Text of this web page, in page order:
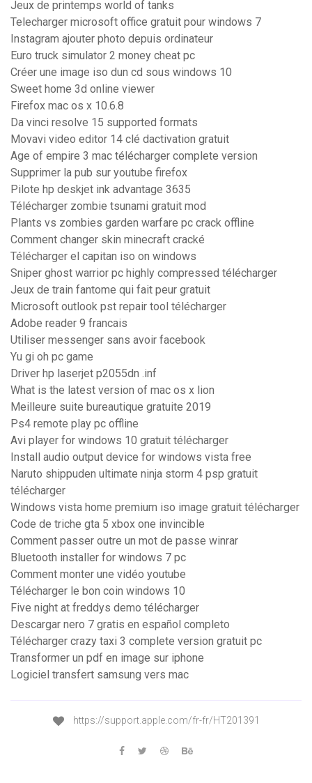
Jeux de printemps world of tanks
Telecharger microsoft office gratuit pour windows 7
Instagram ajouter photo depuis ordinateur
Euro truck simulator 2 money cheat pc
Créer une image iso dun cd sous windows 10
Sweet home 3d online viewer
Firefox mac os x 10.6.8
Da vinci resolve 15 supported formats
Movavi video editor 14 clé dactivation gratuit
Age of empire 3 mac télécharger complete version
Supprimer la pub sur youtube firefox
Pilote hp deskjet ink advantage 3635
Télécharger zombie tsunami gratuit mod
Plants vs zombies garden warfare pc crack offline
Comment changer skin minecraft cracké
Télécharger el capitan iso on windows
Sniper ghost warrior pc highly compressed télécharger
Jeux de train fantome qui fait peur gratuit
Microsoft outlook pst repair tool télécharger
Adobe reader 9 francais
Utiliser messenger sans avoir facebook
Yu gi oh pc game
Driver hp laserjet p2055dn .inf
What is the latest version of mac os x lion
Meilleure suite bureautique gratuite 2019
Ps4 remote play pc offline
Avi player for windows 10 gratuit télécharger
Install audio output device for windows vista free
Naruto shippuden ultimate ninja storm 4 psp gratuit
télécharger
Windows vista home premium iso image gratuit télécharger
Code de triche gta 5 xbox one invincible
Comment passer outre un mot de passe winrar
Bluetooth installer for windows 7 pc
Comment monter une vidéo youtube
Télécharger le bon coin windows 10
Five night at freddys demo télécharger
Descargar nero 7 gratis en español completo
Télécharger crazy taxi 3 complete version gratuit pc
Transformer un pdf en image sur iphone
Logiciel transfert samsung vers mac
https://support.apple.com/fr-fr/HT201391